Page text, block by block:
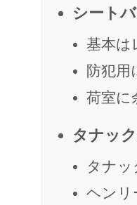
シート
基本は
防犯用
荷室に
タナッ
タナッ
ヘンリ